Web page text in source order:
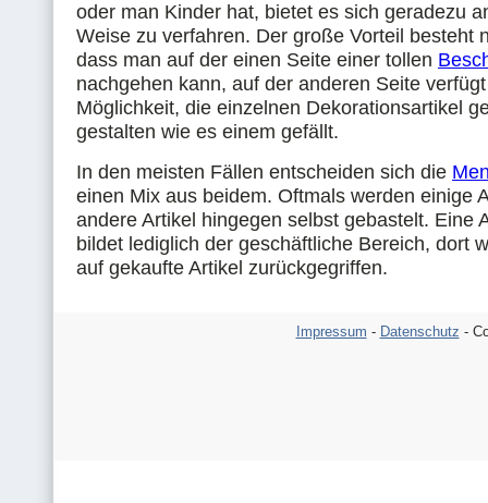
oder man Kinder hat, bietet es sich geradezu
Weise zu verfahren. Der große Vorteil besteht
dass man auf der einen Seite einer tollen
nachgehen kann, auf der anderen Seite
Möglichkeit, die einzelnen Dekorationsartikel
gestalten wie es einem gefällt.
In den meisten Fällen entscheiden sich die
einen Mix aus beidem. Oftmals werden einige
andere Artikel hingegen selbst gebastelt. Eine
bildet lediglich der geschäftliche Bereich, dort
auf gekaufte Artikel zurückgegriffen.
Impressum - Datenschutz -